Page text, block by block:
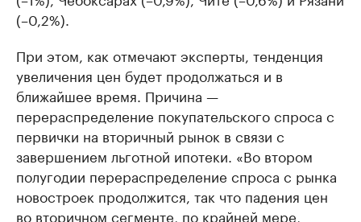
(–0,2%).
При этом, как отмечают эксперты, тенденция
увеличения цен будет продолжаться и в
ближайшее время. Причина —
перераспределение покупательского спроса с
первички на вторичный рынок в связи с
завершением льготной ипотеки. «Во втором
полугодии перераспределение спроса с рынка
новостроек продолжится, так что падения цен
во вторичном сегменте, по крайней мере,